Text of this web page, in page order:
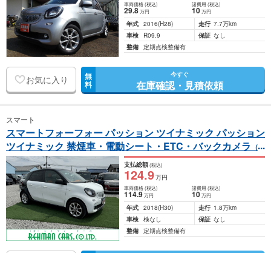
車両価格(税込)
29.8万円
諸費用 (税込)
10 万円
年式 2016(H28) 走行 7.7万km
車検
R09.9 保証 なし
整備 定期点検整備有
お気に入り 無
料
今すぐ
在庫確認・見積依頼
スマート
スマートフォーフォー パッション ツイナミック パッション
ツイナミック 禁煙車・電動シート・ETC・バックカメラ （D
BA-453042）
支払総額(税込)
124.9万円
車両価格(税込)
114.9万円
諸費用 (税込)
10 万円
年式 2018(H30) 走行 1.8万km
車検 検なし 保証 なし
整備 定期点検整備有